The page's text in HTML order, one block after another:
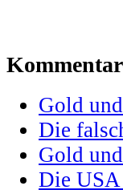
Gold
Die
Gold
Die USA